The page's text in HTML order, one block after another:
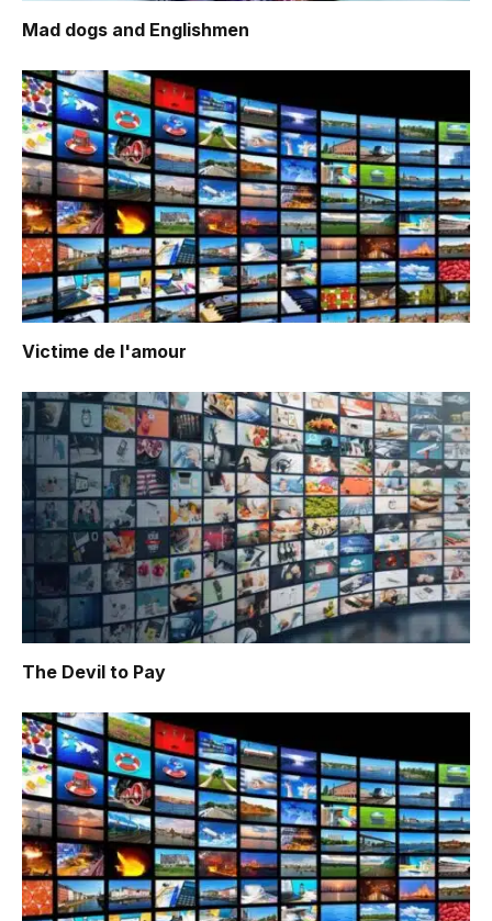
Mad dogs and Englishmen
Victime de l'amour
The Devil to Pay